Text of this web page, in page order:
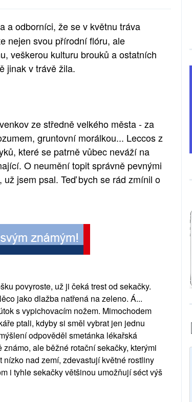
a odborníci, že se v květnu tráva
nejen svou přírodní flóru, ale
veškerou kulturu brouků a ostatních
jinak v trávě žila.
ze středně velkého města - za
gruntovní morálkou... Leccos z
které se patrně vůbec neváží na
O neumění topit správně pevnými
už jsem psal. Teď bych se rád zmínil o
povyroste, už ji čeká trest od sekačky.
jako dlažba natřená na zeleno. Á...
s vypichovacím nožem. Mimochodem
ptali, kdyby si směl vybrat jen jednu
odpověděl smetánka lékařská
ale běžné rotační sekačky, kterými
nad zemí, zdevastují květné rostliny
i tyhle sekačky většinou umožňují séct výš